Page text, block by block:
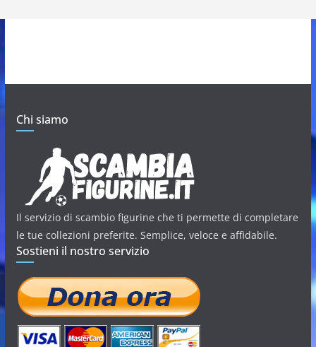
Chi siamo
Il servizio di scambio figurine che ti permette di completare
le tue collezioni preferite. Semplice, veloce e affidabile.
Sostieni il nostro servizio